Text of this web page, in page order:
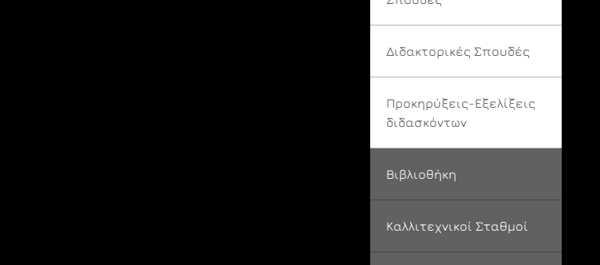
Διδακτορικές Σπουδές
Προκηρύξεις-Εξελίξεις
διδασκόντων
Βιβλιοθήκη
Καλλιτεχνικοί Σταθμοί